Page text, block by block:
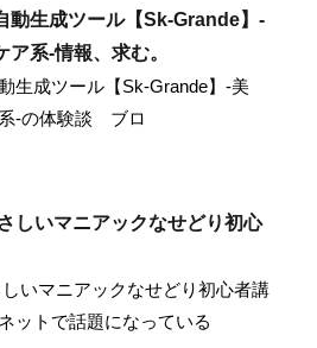
動生成ツール【Sk-Grande】-
系-情報、求む。
生成ツール【Sk-Grande】-美
-の体験談 ブロ
しいマニアックなせどり初心
いマニアックなせどり初心者講
ットで話題になっている